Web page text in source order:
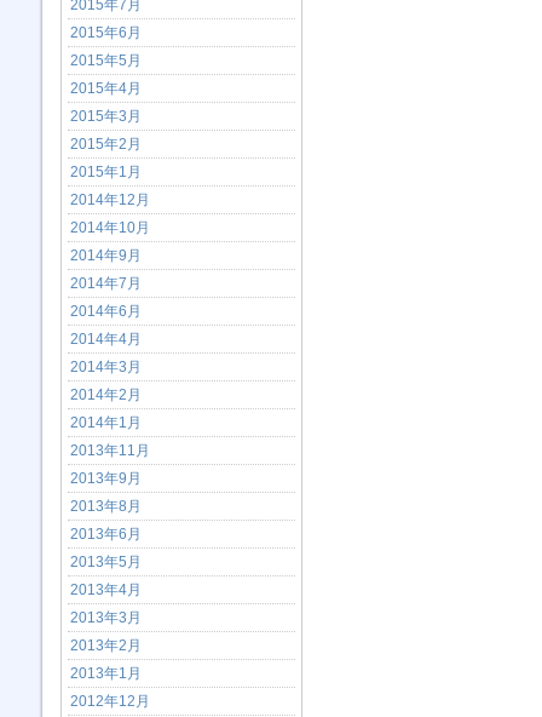
2015年7月
2015年6月
2015年5月
2015年4月
2015年3月
2015年2月
2015年1月
2014年12月
2014年10月
2014年9月
2014年7月
2014年6月
2014年4月
2014年3月
2014年2月
2014年1月
2013年11月
2013年9月
2013年8月
2013年6月
2013年5月
2013年4月
2013年3月
2013年2月
2013年1月
2012年12月